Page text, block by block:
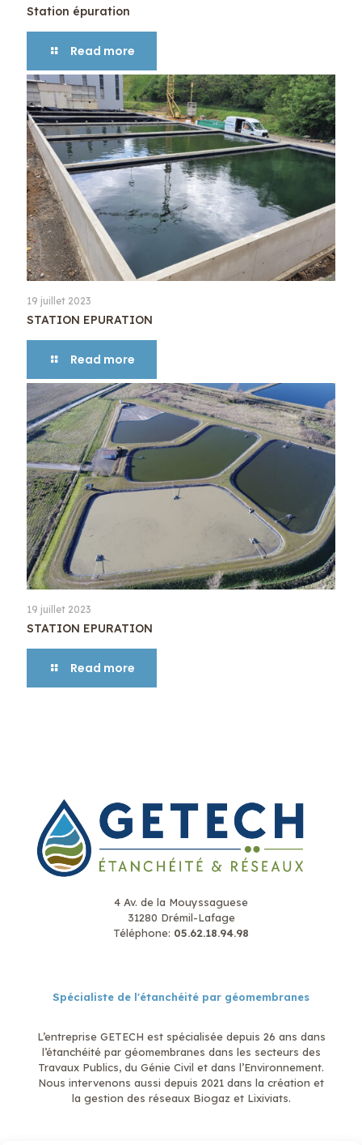
Station épuration
Read more
19 juillet 2023
STATION EPURATION
Read more
19 juillet 2023
STATION EPURATION
Read more
4 Av. de la Mouyssaguese
31280 Drémil-Lafage
Téléphone: 05.62.18.94.98
Spécialiste de l'étanchéité par géomembranes
L’entreprise GETECH est spécialisée depuis 26 ans dans
l’étanchéité par géomembranes dans les secteurs des
Travaux Publics, du Génie Civil et dans l’Environnement.
Nous intervenons aussi depuis 2021 dans la création et
la gestion des réseaux Biogaz et Lixiviats.